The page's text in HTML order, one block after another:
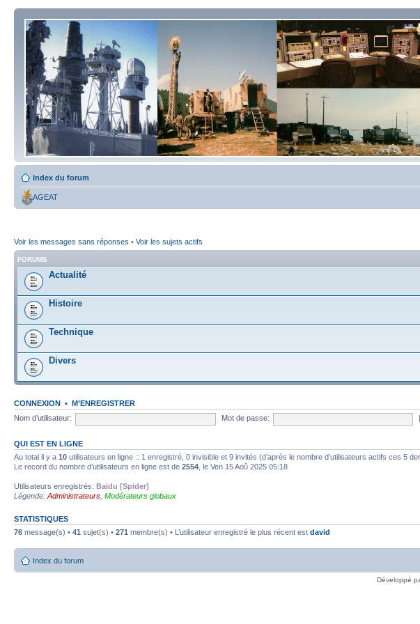
Index du forum
AGEAT
Voir les messages sans réponses • Voir les sujets actifs
FORUMS
Actualité
Histoire
Technique
Divers
CONNEXION • M’ENREGISTRER
Nom d’utilisateur:
Mot de passe:
QUI EST EN LIGNE
Au total il y a 10 utilisateurs en ligne :: 1 enregistré, 0 invisible et 9 invités (d’après le nombre d’utilisateurs actifs ces 5
Le record du nombre d’utilisateurs en ligne est de 2554 , le Ven 15 Aoû 2025 05:18
Utilisateurs enregistrés: Baidu [Spider]
Légende: Administrateurs Modérateurs globaux
STATISTIQUES
76 message(s) • 41 sujet(s) • 271 membre(s) • L’utilisateur enregistré le plus récent est david
Index du forum
Développé